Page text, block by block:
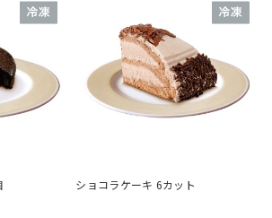
ショコラケーキ 6カット